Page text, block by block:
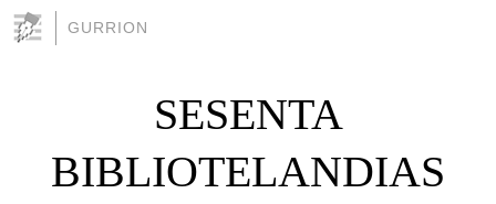
GURRION
SESENTA
BIBLIOTELANDIAS